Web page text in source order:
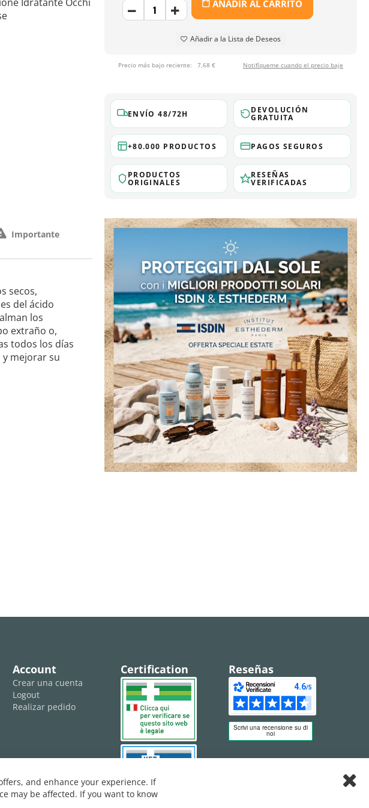
AÑADIR AL CARRITO
Añadir a la Lista de Deseos
Precio más bajo reciente: 7,68 € Notifíqueme cuando el precio baje
ENVÍO 48/72H DEVOLUCIÓN
GRATUITA
+80.000 PRODUCTOS PAGOS SEGUROS
PRODUCTOS
ORIGINALES
RESEÑAS
VERIFICADAS
secos,
del ácido
los
extraño o,
todos los días
mejorar su
Importante
Account
Crear una cuenta
Logout
Realizar pedido
Certification Reseñas
and enhance your experience. If
may be affected. If you want to know